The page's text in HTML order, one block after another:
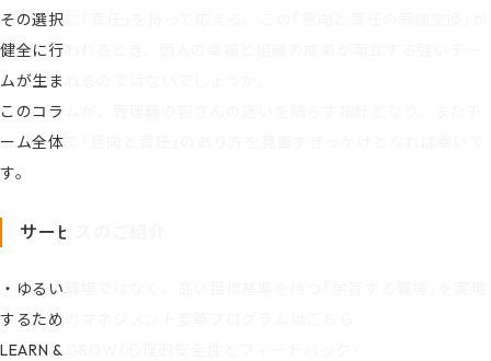
その選択に「責任」を持って応える。この「意向と責任の等価交換」が
健全に行われるとき、個人の幸福と組織の成果が両立する強いチー
ムが生まれるのではないでしょうか。
このコラムが、管理職の皆さんの迷いを晴らす指針となり、またチ
ーム全体で「意向と責任」のあり方を見直すきっかけとなれば幸いで
す。
サービスのご紹介
・ゆるい職場ではなく、高い目標基準を持つ「学習する職場」を実現
するためのマネジメント変革プログラムはこちら
LEARN & GROW（心理的安全性とフィードバック）